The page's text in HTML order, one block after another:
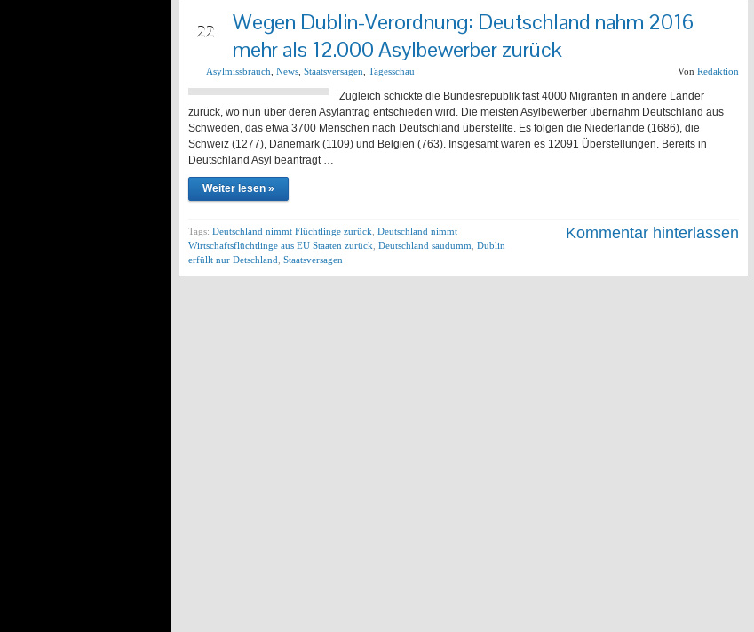
22
Wegen Dublin-Verordnung: Deutschland nahm 2016
mehr als 12.000 Asylbewerber zurück
Asylmissbrauch News Staatsversagen Tagesschau Von Redaktion
Zugleich schickte die Bundesrepublik fast 4000 Migranten in andere Länder
zurück, wo nun über deren Asylantrag entschieden wird. Die meisten Asylbewerber übernahm Deutschland aus
Schweden, das etwa 3700 Menschen nach Deutschland überstellte. Es folgen die Niederlande (1686), die
Schweiz (1277), Dänemark (1109) und Belgien (763). Insgesamt waren es 12091 Überstellungen. Bereits in
Deutschland Asyl beantragt …
Weiter lesen »
Tags: Deutschland nimmt Flüchtlinge zurück Deutschland nimmt
Wirtschaftsflüchtlinge aus EU Staaten zurück Deutschland saudumm Dublin
erfüllt nur Detschland Staatsversagen
Kommentar hinterlassen